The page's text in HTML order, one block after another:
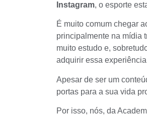
Instagram, o esporte
É muito comum chegar
principalmente na mídia
muito estudo e,
adquirir essa
Apesar de ser um
portas para a sua vida
Por isso, nós, da